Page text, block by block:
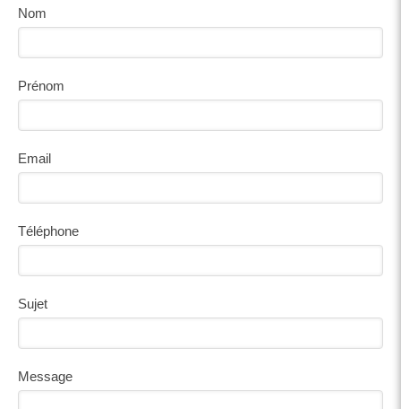
Nom
Prénom
Email
Téléphone
Sujet
Message